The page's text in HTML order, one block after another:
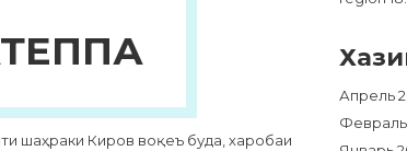
шаҳраки Киров воқеъ буда, харобаи
Апрель
Февраль